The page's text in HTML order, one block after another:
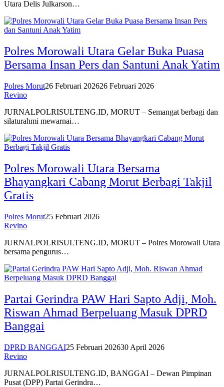
Utara Delis Julkarson…
Polres Morowali Utara Gelar Buka Puasa
Bersama Insan Pers dan Santuni Anak Yatim
Polres Morut26 Februari 202626 Februari 2026
Revino
JURNALPOLRISULTENG.ID, MORUT – Semangat berbagi dan
silaturahmi mewarnai…
Polres Morowali Utara Bersama
Bhayangkari Cabang Morut Berbagi Takjil
Gratis
Polres Morut25 Februari 2026
Revino
JURNALPOLRISULTENG.ID, MORUT – Polres Morowali Utara
bersama pengurus…
Partai Gerindra PAW Hari Sapto Adji, Moh.
Riswan Ahmad Berpeluang Masuk DPRD
Banggai
DPRD BANGGAI25 Februari 202630 April 2026
Revino
JURNALPOLRISULTENG.ID, BANGGAI – Dewan Pimpinan
Pusat (DPP) Partai Gerindra…